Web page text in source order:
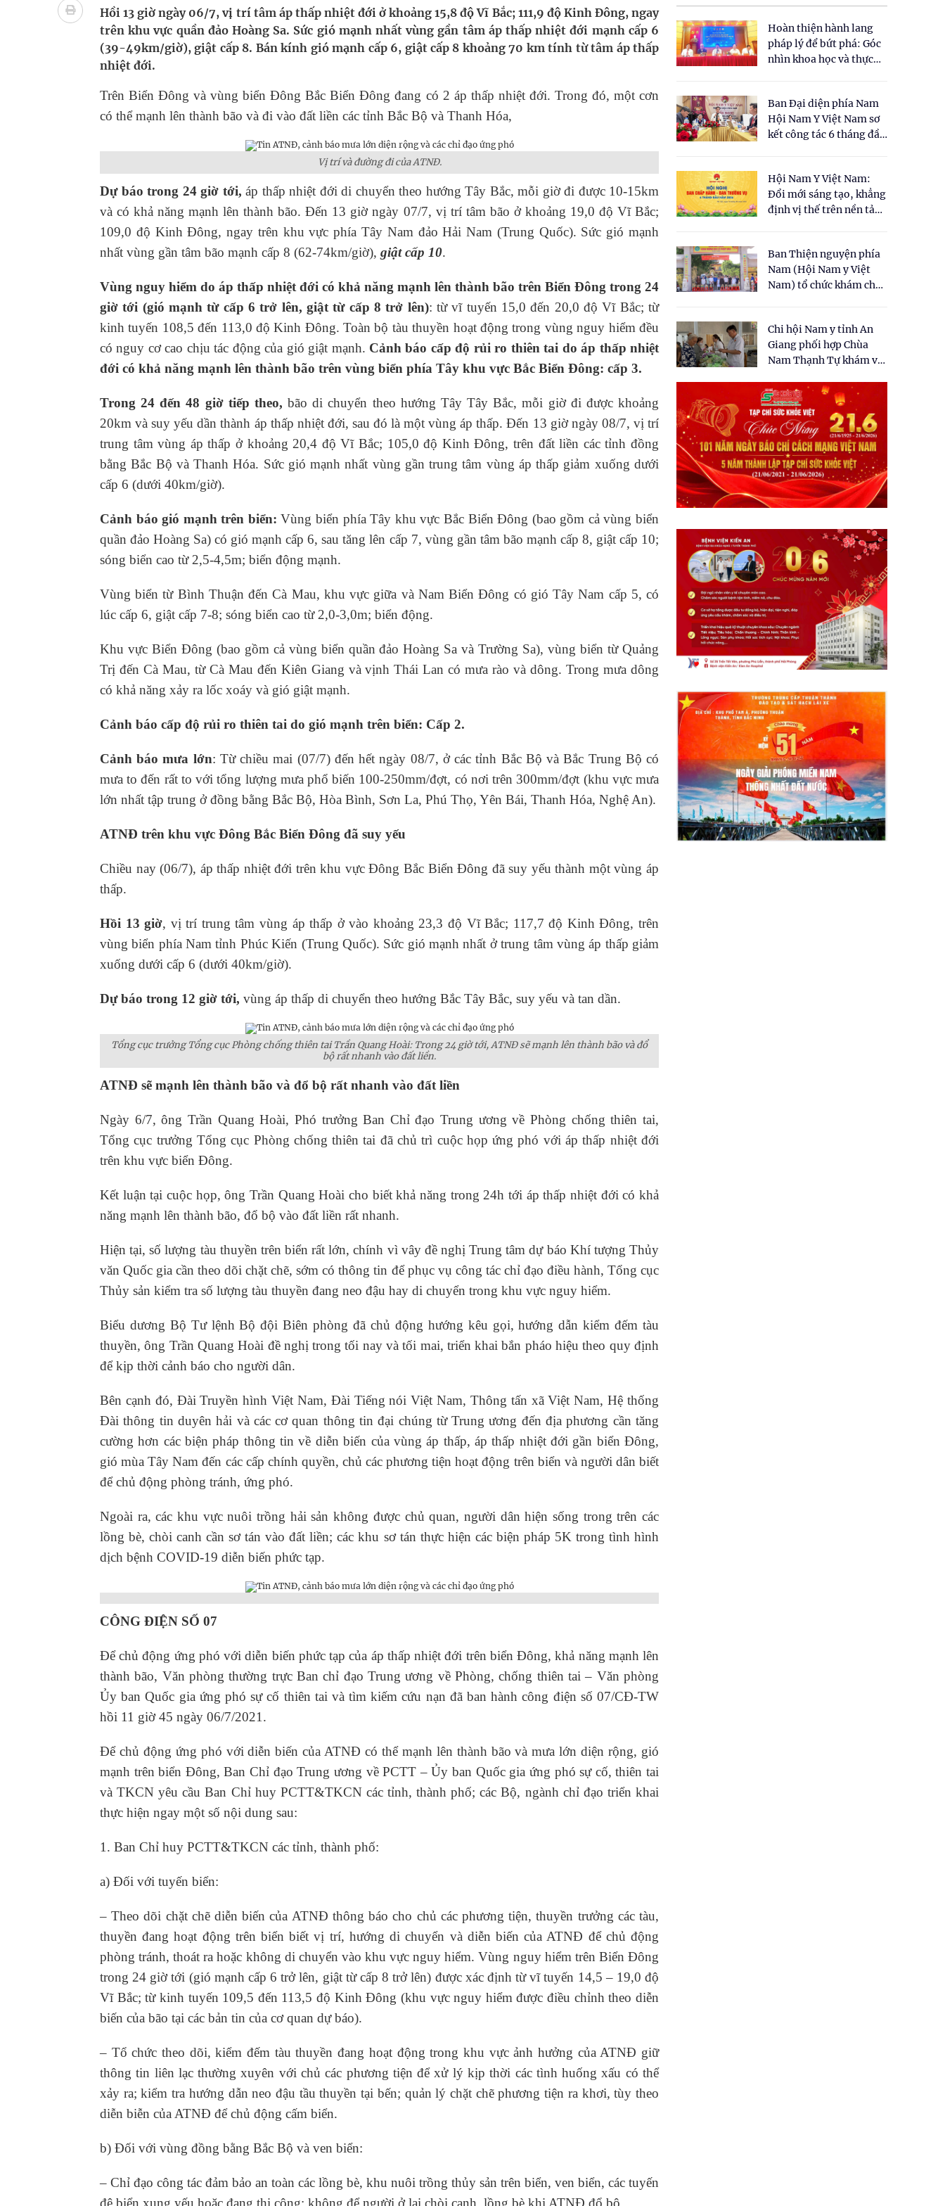
Nhiều lợi thế để nâng chất lượng y tế
Vương Thành Công: Khi việc học bắt đầu từ trải nghiệm thực tế
Tầm soát sớm ung thư vú giúp cứu sống hàng nghìn phụ nữ mỗi năm
Hồi 13 giờ ngày 06/7, vị trí tâm áp thấp nhiệt đới ở khoảng 15,8 độ Vĩ Bắc; 111,9 độ Kinh Đông, ngay
trên khu vực quần đảo Hoàng Sa. Sức gió mạnh nhất vùng gần tâm áp thấp nhiệt đới mạnh cấp 6
(39-49km/giờ), giật cấp 8. Bán kính gió mạnh cấp 6, giật cấp 8 khoảng 70 km tính từ tâm áp thấp
nhiệt đới.
Trên Biển Đông và vùng biển Đông Bắc Biển Đông đang có 2 áp thấp nhiệt đới. Trong đó, một cơn
có thể mạnh lên thành bão và đi vào đất liền các tỉnh Bắc Bộ và Thanh Hóa,
Vị trí và đường đi của ATNĐ.
Dự báo trong 24 giờ tới, áp thấp nhiệt đới di chuyển theo hướng Tây Bắc, mỗi giờ đi được 10-15km
và có khả năng mạnh lên thành bão. Đến 13 giờ ngày 07/7, vị trí tâm bão ở khoảng 19,0 độ Vĩ Bắc;
109,0 độ Kinh Đông, ngay trên khu vực phía Tây Nam đảo Hải Nam (Trung Quốc). Sức gió mạnh
nhất vùng gần tâm bão mạnh cấp 8 (62-74km/giờ), giật cấp 10.
Vùng nguy hiểm do áp thấp nhiệt đới có khả năng mạnh lên thành bão trên Biển Đông trong 24
giờ tới (gió mạnh từ cấp 6 trở lên, giật từ cấp 8 trở lên): từ vĩ tuyến 15,0 đến 20,0 độ Vĩ Bắc; từ
kinh tuyến 108,5 đến 113,0 độ Kinh Đông. Toàn bộ tàu thuyền hoạt động trong vùng nguy hiểm đều
có nguy cơ cao chịu tác động của gió giật mạnh. Cảnh báo cấp độ rủi ro thiên tai do áp thấp nhiệt
đới có khả năng mạnh lên thành bão trên vùng biển phía Tây khu vực Bắc Biển Đông: cấp 3.
Trong 24 đến 48 giờ tiếp theo,bão di chuyển theo hướng Tây Tây Bắc, mỗi giờ đi được khoảng
20km và suy yếu dần thành áp thấp nhiệt đới, sau đó là một vùng áp thấp. Đến 13 giờ ngày 08/7, vị trí
trung tâm vùng áp thấp ở khoảng 20,4 độ Vĩ Bắc; 105,0 độ Kinh Đông, trên đất liền các tỉnh đồng
bằng Bắc Bộ và Thanh Hóa. Sức gió mạnh nhất vùng gần trung tâm vùng áp thấp giảm xuống dưới
cấp 6 (dưới 40km/giờ).
Cảnh báo gió mạnh trên biển:Vùng biển phía Tây khu vực Bắc Biển Đông (bao gồm cả vùng biển
quần đảo Hoàng Sa) có gió mạnh cấp 6, sau tăng lên cấp 7, vùng gần tâm bão mạnh cấp 8, giật cấp 10;
sóng biển cao từ 2,5-4,5m; biển động mạnh.
Vùng biển từ Bình Thuận đến Cà Mau, khu vực giữa và Nam Biển Đông có gió Tây Nam cấp 5, có
lúc cấp 6, giật cấp 7-8; sóng biển cao từ 2,0-3,0m; biển động.
Khu vực Biển Đông (bao gồm cả vùng biển quần đảo Hoàng Sa và Trường Sa), vùng biển từ Quảng
Trị đến Cà Mau, từ Cà Mau đến Kiên Giang và vịnh Thái Lan có mưa rào và dông. Trong mưa dông
có khả năng xảy ra lốc xoáy và gió giật mạnh.
Cảnh báo cấp độ rủi ro thiên tai do gió mạnh trên biển: Cấp 2.
Cảnh báo mưa lớn: Từ chiều mai (07/7) đến hết ngày 08/7, ở các tỉnh Bắc Bộ và Bắc Trung Bộ có
mưa to đến rất to với tổng lượng mưa phổ biến 100-250mm/đợt, có nơi trên 300mm/đợt (khu vực mưa
lớn nhất tập trung ở đồng bằng Bắc Bộ, Hòa Bình, Sơn La, Phú Thọ, Yên Bái, Thanh Hóa, Nghệ An).
ATNĐ trên khu vực Đông Bắc Biển Đông đã suy yếu
Chiều nay (06/7), áp thấp nhiệt đới trên khu vực Đông Bắc Biển Đông đã suy yếu thành một vùng áp
thấp.
Hồi 13 giờ, vị trí trung tâm vùng áp thấp ở vào khoảng 23,3 độ Vĩ Bắc; 117,7 độ Kinh Đông, trên
vùng biển phía Nam tỉnh Phúc Kiến (Trung Quốc). Sức gió mạnh nhất ở trung tâm vùng áp thấp giảm
xuống dưới cấp 6 (dưới 40km/giờ).
Dự báo trong 12 giờ tới, vùng áp thấp di chuyển theo hướng Bắc Tây Bắc, suy yếu và tan dần.
Tổng cục trưởng Tổng cục Phòng chống thiên tai Trần Quang Hoài: Trong 24 giờ tới, ATNĐ sẽ mạnh lên thành bão và đổ
bộ rất nhanh vào đất liền.
ATNĐ sẽ mạnh lên thành bão và đổ bộ rất nhanh vào đất liền
Ngày 6/7, ông Trần Quang Hoài, Phó trưởng Ban Chỉ đạo Trung ương về Phòng chống thiên tai,
Tổng cục trưởng Tổng cục Phòng chống thiên tai đã chủ trì cuộc họp ứng phó với áp thấp nhiệt đới
trên khu vực biển Đông.
Kết luận tại cuộc họp, ông Trần Quang Hoài cho biết khả năng trong 24h tới áp thấp nhiệt đới có khả
năng mạnh lên thành bão, đổ bộ vào đất liền rất nhanh.
Hiện tại, số lượng tàu thuyền trên biển rất lớn, chính vì vây đề nghị Trung tâm dự báo Khí tượng Thủy
văn Quốc gia cần theo dõi chặt chẽ, sớm có thông tin để phục vụ công tác chỉ đạo điều hành, Tổng cục
Thủy sản kiểm tra số lượng tàu thuyền đang neo đậu hay di chuyển trong khu vực nguy hiểm.
Biểu dương Bộ Tư lệnh Bộ đội Biên phòng đã chủ động hướng kêu gọi, hướng dẫn kiểm đếm tàu
thuyền, ông Trần Quang Hoài đề nghị trong tối nay và tối mai, triển khai bắn pháo hiệu theo quy định
để kịp thời cảnh báo cho người dân.
Bên cạnh đó, Đài Truyền hình Việt Nam, Đài Tiếng nói Việt Nam, Thông tấn xã Việt Nam, Hệ thống
Đài thông tin duyên hải và các cơ quan thông tin đại chúng từ Trung ương đến địa phương cần tăng
cường hơn các biện pháp thông tin về diễn biến của vùng áp thấp, áp thấp nhiệt đới gần biển Đông,
gió mùa Tây Nam đến các cấp chính quyền, chủ các phương tiện hoạt động trên biển và người dân biết
để chủ động phòng tránh, ứng phó.
Ngoài ra, các khu vực nuôi trồng hải sản không được chủ quan, người dân hiện sống trong trên các
lồng bè, chòi canh cần sơ tán vào đất liền; các khu sơ tán thực hiện các biện pháp 5K trong tình hình
dịch bệnh COVID-19 diễn biến phức tạp.
CÔNG ĐIỆN SỐ 07
Để chủ động ứng phó với diễn biến phức tạp của áp thấp nhiệt đới trên biển Đông, khả năng mạnh lên
thành bão, Văn phòng thường trực Ban chỉ đạo Trung ương về Phòng, chống thiên tai – Văn phòng
Ủy ban Quốc gia ứng phó sự cố thiên tai và tìm kiếm cứu nạn đã ban hành công điện số 07/CĐ-TW
hồi 11 giờ 45 ngày 06/7/2021.
Để chủ động ứng phó với diễn biến của ATNĐ có thể mạnh lên thành bão và mưa lớn diện rộng, gió
mạnh trên biển Đông, Ban Chỉ đạo Trung ương về PCTT – Ủy ban Quốc gia ứng phó sự cố, thiên tai
và TKCN yêu cầu Ban Chỉ huy PCTT&TKCN các tỉnh, thành phố; các Bộ, ngành chỉ đạo triển khai
thực hiện ngay một số nội dung sau:
1. Ban Chỉ huy PCTT&TKCN các tỉnh, thành phố:
a) Đối với tuyến biển:
– Theo dõi chặt chẽ diễn biến của ATNĐ thông báo cho chủ các phương tiện, thuyền trưởng các tàu,
thuyền đang hoạt động trên biển biết vị trí, hướng di chuyển và diễn biến của ATNĐ để chủ động
phòng tránh, thoát ra hoặc không di chuyển vào khu vực nguy hiểm. Vùng nguy hiểm trên Biển Đông
trong 24 giờ tới (gió mạnh cấp 6 trở lên, giật từ cấp 8 trở lên) được xác định từ vĩ tuyến 14,5 – 19,0 độ
Vĩ Bắc; từ kinh tuyến 109,5 đến 113,5 độ Kinh Đông (khu vực nguy hiểm được điều chỉnh theo diễn
biến của bão tại các bản tin của cơ quan dự báo).
– Tổ chức theo dõi, kiểm đếm tàu thuyền đang hoạt động trong khu vực ảnh hưởng của ATNĐ giữ
thông tin liên lạc thường xuyên với chủ các phương tiện để xử lý kịp thời các tình huống xấu có thể
xảy ra; kiểm tra hướng dẫn neo đậu tầu thuyền tại bến; quản lý chặt chẽ phương tiện ra khơi, tùy theo
diễn biễn của ATNĐ để chủ động cấm biển.
b) Đối với vùng đồng bằng Bắc Bộ và ven biển:
– Chỉ đạo công tác đảm bảo an toàn các lồng bè, khu nuôi trồng thủy sản trên biển, ven biển, các tuyến
đê biển xung yếu hoặc đang thi công; không để người ở lại chòi canh, lồng bè khi ATNĐ đổ bộ.
Hoàn thiện hành lang
pháp lý để bứt phá: Góc
nhìn khoa học và thực
cho Luật Y dược cổ
truyền Việt Nam"
Ban Đại diện phía Nam
Hội Nam Y Việt Nam sơ
kết công tác 6 tháng đầu
Hội Nam Y Việt Nam:
Đổi mới sáng tạo, khẳng
định vị thế trên nền tảng
Ban Thiện nguyện phía
Nam (Hội Nam y Việt
Nam) tổ chức khám chữa
dân tại xã Tân Tập
Chi hội Nam y tỉnh An
Giang phối hợp Chùa
Nam Thạnh Tự khám và
nhân dân